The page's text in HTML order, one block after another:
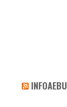
INFOAEBU